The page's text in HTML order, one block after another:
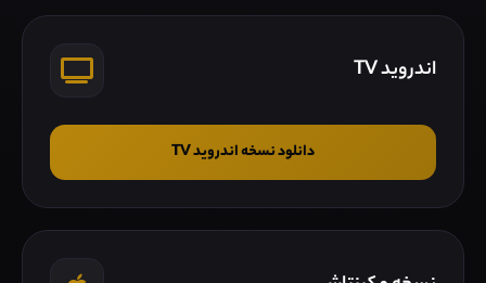
اندروید TV
دانلود نسخه اندروید TV